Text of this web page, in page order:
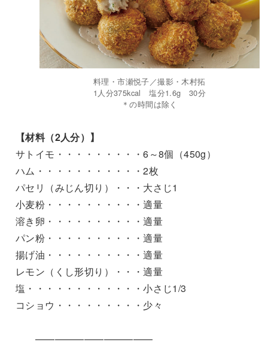
料理・市瀬悦子／撮影・木村拓
1人分375kcal 塩分1.6g 30分
＊の時間は除く
【材料（2人分）】
サトイモ・・・・・・・・・6～8個（450g）
ハム・・・・・・・・・・・2枚
パセリ（みじん切り）・・・大さじ1
小麦粉・・・・・・・・・・適量
溶き卵・・・・・・・・・・適量
パン粉・・・・・・・・・・適量
揚げ油・・・・・・・・・・適量
レモン（くし形切り）・・・適量
塩・・・・・・・・・・・・小さじ1/3
コショウ・・・・・・・・・少々
————————————